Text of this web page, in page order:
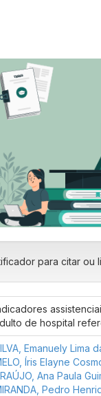
para citar ou
de hospital
Emanuely Lima
Íris Elayne
Ana Paula
Pedro